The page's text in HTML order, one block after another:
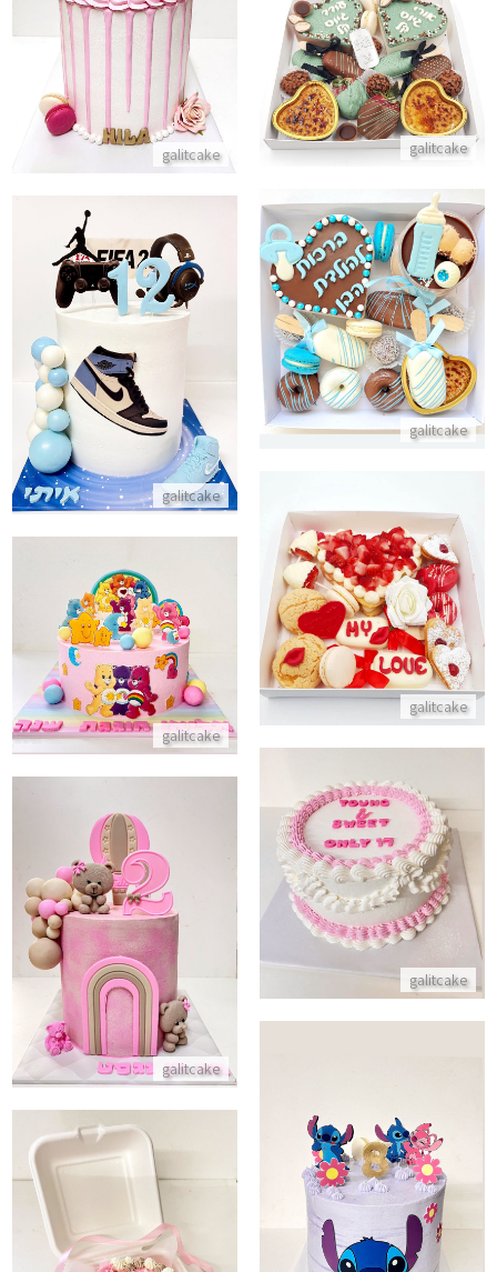
galitcake
התקשר/י
galitcake
מארז גיוס קל
התקשר/י
galitcake
מארז מתוקים לברית
התקשר/י
galitcake
עוגת גיימרים כדורסל נייק
התקשר/י
galitcake
מארז מתוק לולנטיינס
התקשר/י
galitcake
עוגת דובוני אכפת לי
התקשר/י
galitcake
עוגת זילוף ליום הולדת
התקשר/י
galitcake
עוגת דובי לגיל שנתיים
התקשר/י
עוגת יום הולדת סטיץ
עוגת יום הולדת בנטו